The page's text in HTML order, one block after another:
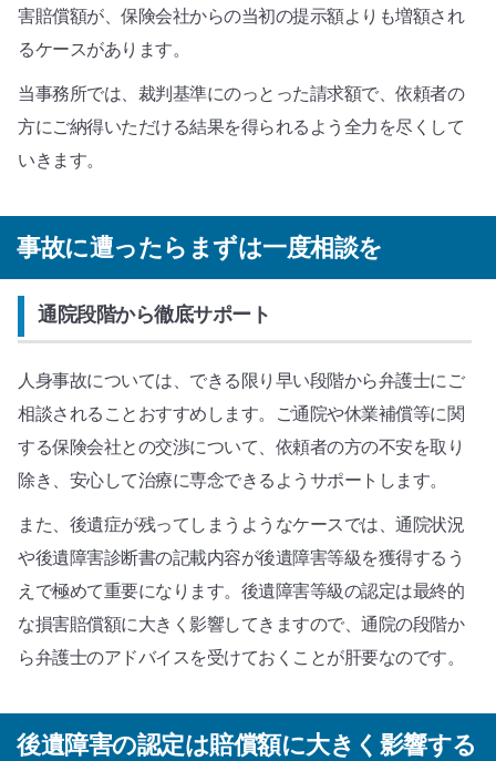
害賠償額が、保険会社からの当初の提示額よりも増額され
るケースがあります。
当事務所では、裁判基準にのっとった請求額で、依頼者の
方にご納得いただける結果を得られるよう全力を尽くして
いきます。
事故に遭ったらまずは一度相談を
通院段階から徹底サポート
人身事故については、できる限り早い段階から弁護士にご
相談されることおすすめします。ご通院や休業補償等に関
する保険会社との交渉について、依頼者の方の不安を取り
除き、安心して治療に専念できるようサポートします。
また、後遺症が残ってしまうようなケースでは、通院状況
や後遺障害診断書の記載内容が後遺障害等級を獲得するう
えで極めて重要になります。後遺障害等級の認定は最終的
な損害賠償額に大きく影響してきますので、通院の段階か
ら弁護士のアドバイスを受けておくことが肝要なのです。
後遺障害の認定は賠償額に大きく影響する